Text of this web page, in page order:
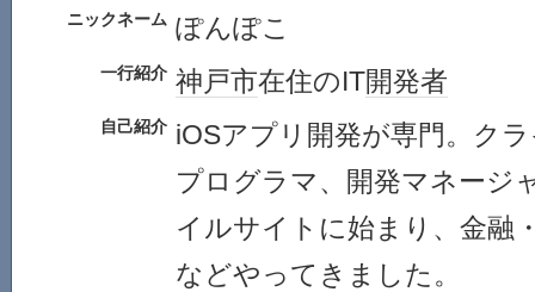
ニックネーム ぽんぽこ
一行紹介 神戸市在住のIT開発者
自己紹介 iOSアプリ開発が専門。ク
プログラマ、開発マネージ
イルサイトに始まり、金融
などやってきました。